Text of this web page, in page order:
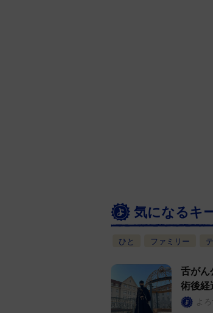
気になるキ
ひと ファミリー
舌が
術後経
よ